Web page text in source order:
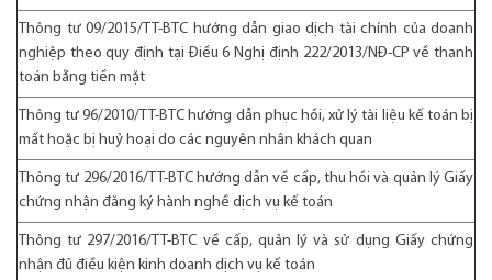
Thông tư 09/2015/TT-BTC hướng dẫn giao dịch tài chính của doanh
nghiệp theo quy định tại Điều 6 Nghị định 222/2013/NĐ-CP về thanh
toán bằng tiền mặt
Thông tư 96/2010/TT-BTC hướng dẫn phục hồi, xử lý tài liệu kế toán bị
mất hoặc bị huỷ hoại do các nguyên nhân khách quan
Thông tư 296/2016/TT-BTChướng dẫn về cấp, thu hồi và quản lý Giấy
chứng nhận đăng ký hành nghề dịch vụ kế toán
Thông tư 297/2016/TT-BTC về cấp, quản lý và sử dụng Giấy chứng
nhận đủ điều kiện kinh doanh dịch vụ kế toán